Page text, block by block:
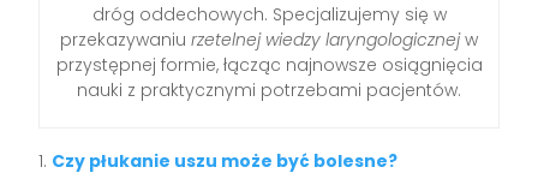
dróg oddechowych. Specjalizujemy się w
przekazywaniu rzetelnej wiedzy laryngologicznejw
przystępnej formie, łącząc najnowsze osiągnięcia
nauki z praktycznymi potrzebami pacjentów.
Czy płukanie uszu może być bolesne?